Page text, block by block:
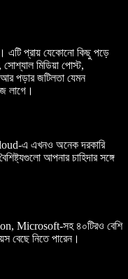
এটি প্রায় যেকোনো কিছু পড়ে
মিডিয়া পোস্ট,
আর পড়ার জটিলতা যেমন
লাগে।
এ এখনও অনেক দরকারি
আপনার চাহিদার সঙ্গে
Microsoft-সহ ৪০টিরও বেশি
বেছে নিতে পারেন।